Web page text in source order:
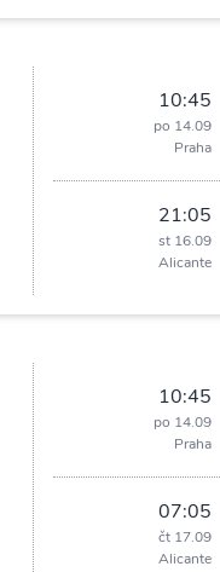
10:45
po 14.09
Praha
21:05
st 16.09
Alicante
10:45
po 14.09
Praha
07:05
čt 17.09
Alicante